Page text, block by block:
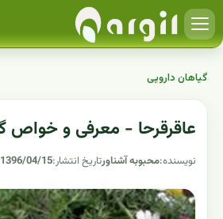
گیاهان دارویی
عاقرقرحا - معرفی و خواص
نویسنده:محبوبه آشناورتاریخ انتشار:1396/04/15